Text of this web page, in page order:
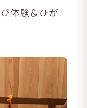
体験＆ひが